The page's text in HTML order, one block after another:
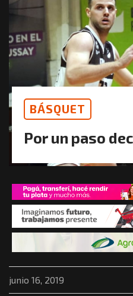
BÁSQUET
Por un paso
junio 16, 2019